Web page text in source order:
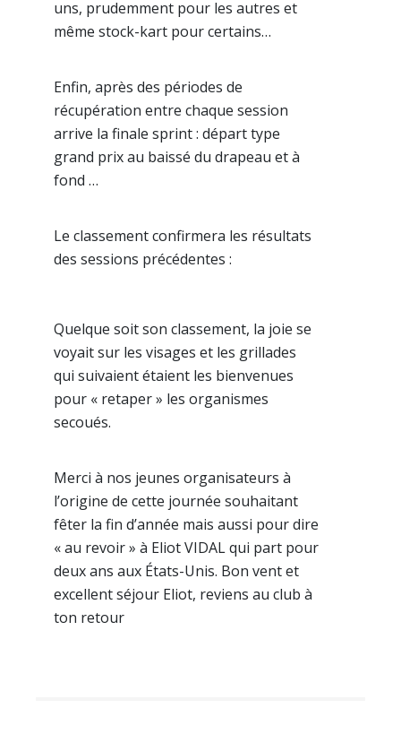
uns, prudemment pour les autres et
même stock-kart pour certains…
Enfin, après des périodes de
récupération entre chaque session
arrive la finale sprint : départ type
grand prix au baissé du drapeau et à
fond …
Le classement confirmera les résultats
des sessions précédentes :
Quelque soit son classement, la joie se
voyait sur les visages et les grillades
qui suivaient étaient les bienvenues
pour « retaper » les organismes
secoués.
Merci à nos jeunes organisateurs à
l’origine de cette journée souhaitant
fêter la fin d’année mais aussi pour dire
« au revoir » à Eliot VIDAL qui part pour
deux ans aux États-Unis. Bon vent et
excellent séjour Eliot, reviens au club à
ton retour